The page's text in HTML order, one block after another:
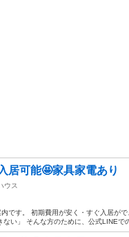
居可能🤩家具家電あり
ウス
です。 初期費用が安く・すぐ入居が
い」 そんな方のために、公式LINEで